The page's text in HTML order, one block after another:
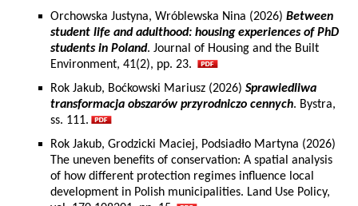
Orchowska Justyna, Wróblewska Nina (2026) Between
student life and adulthood: housing experiences of PhD
students in Poland. Journal of Housing and the Built
Environment, 41(2), pp. 23.
Rok Jakub, Boćkowski Mariusz (2026) Sprawiedliwa
transformacja obszarów przyrodniczo cennych. Bystra,
ss. 111.
Rok Jakub, Grodzicki Maciej, Podsiadło Martyna (2026)
The uneven benefits of conservation: A spatial analysis
of how different protection regimes influence local
development in Polish municipalities. Land Use Policy,